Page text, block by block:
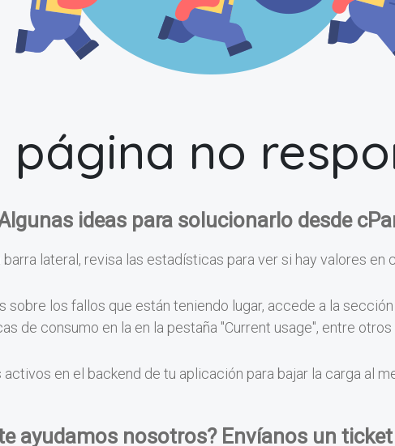
página no
ideas para solucionarlo desde
barra lateral, revisa las estadísticas para ver si hay valores en
sobre los fallos que están teniendo lugar, accede a la sección
de consumo en la en la pestaña "Current usage", entre
en el backend de tu aplicación para bajar la carga al
ayudamos nosotros? Envíanos un